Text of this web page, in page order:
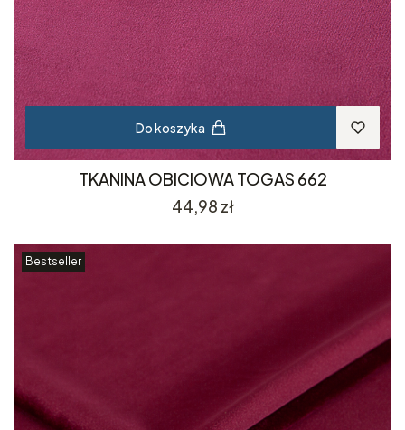
Do koszyka
TKANINA OBICIOWA TOGAS 662
Cena
44,98 zł
Bestseller